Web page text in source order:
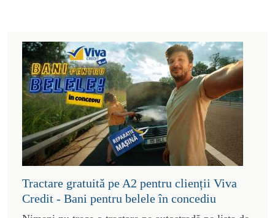
Tractare gratuită pe A2 pentru clienții Viva
Credit - Bani pentru belele în concediu